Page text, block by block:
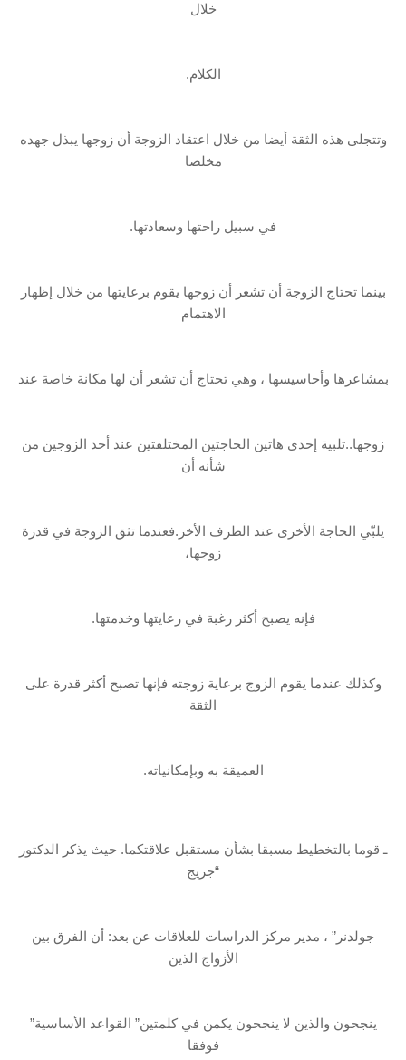
خلال
الكلام.
وتتجلى هذه الثقة أيضا من خلال اعتقاد الزوجة أن زوجها يبذل جهده
مخلصا
في سبيل راحتها وسعادتها.
بينما تحتاج الزوجة أن تشعر أن زوجها يقوم برعايتها من خلال إظهار
الاهتمام
بمشاعرها وأحاسيسها ، وهي تحتاج أن تشعر أن لها مكانة خاصة عند
زوجها..تلبية إحدى هاتين الحاجتين المختلفتين عند أحد الزوجين من
شأنه أن
يلبّي الحاجة الأخرى عند الطرف الأخر.فعندما تثق الزوجة في قدرة
زوجها،
فإنه يصبح أكثر رغبة في رعايتها وخدمتها.
وكذلك عندما يقوم الزوج برعاية زوجته فإنها تصبح أكثر قدرة على
الثقة
العميقة به وبإمكانياته.
ـ قوما بالتخطيط مسبقا بشأن مستقبل علاقتكما. حيث يذكر الدكتور
“جريج
جولدنر” ، مدير مركز الدراسات للعلاقات عن بعد: أن الفرق بين
الأزواج الذين
ينجحون والذين لا ينجحون يكمن في كلمتين” القواعد الأساسية”
فوفقا